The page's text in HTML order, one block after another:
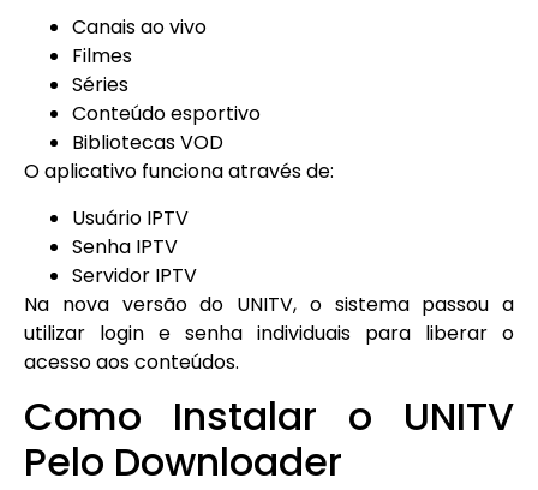
Canais ao vivo
Filmes
Séries
Conteúdo esportivo
Bibliotecas VOD
O aplicativo funciona através de:
Usuário IPTV
Senha IPTV
Servidor IPTV
Na nova versão do UNITV, o sistema passou a
utilizar login e senha individuais para liberar o
acesso aos conteúdos.
Como Instalar o UNITV
Pelo Downloader